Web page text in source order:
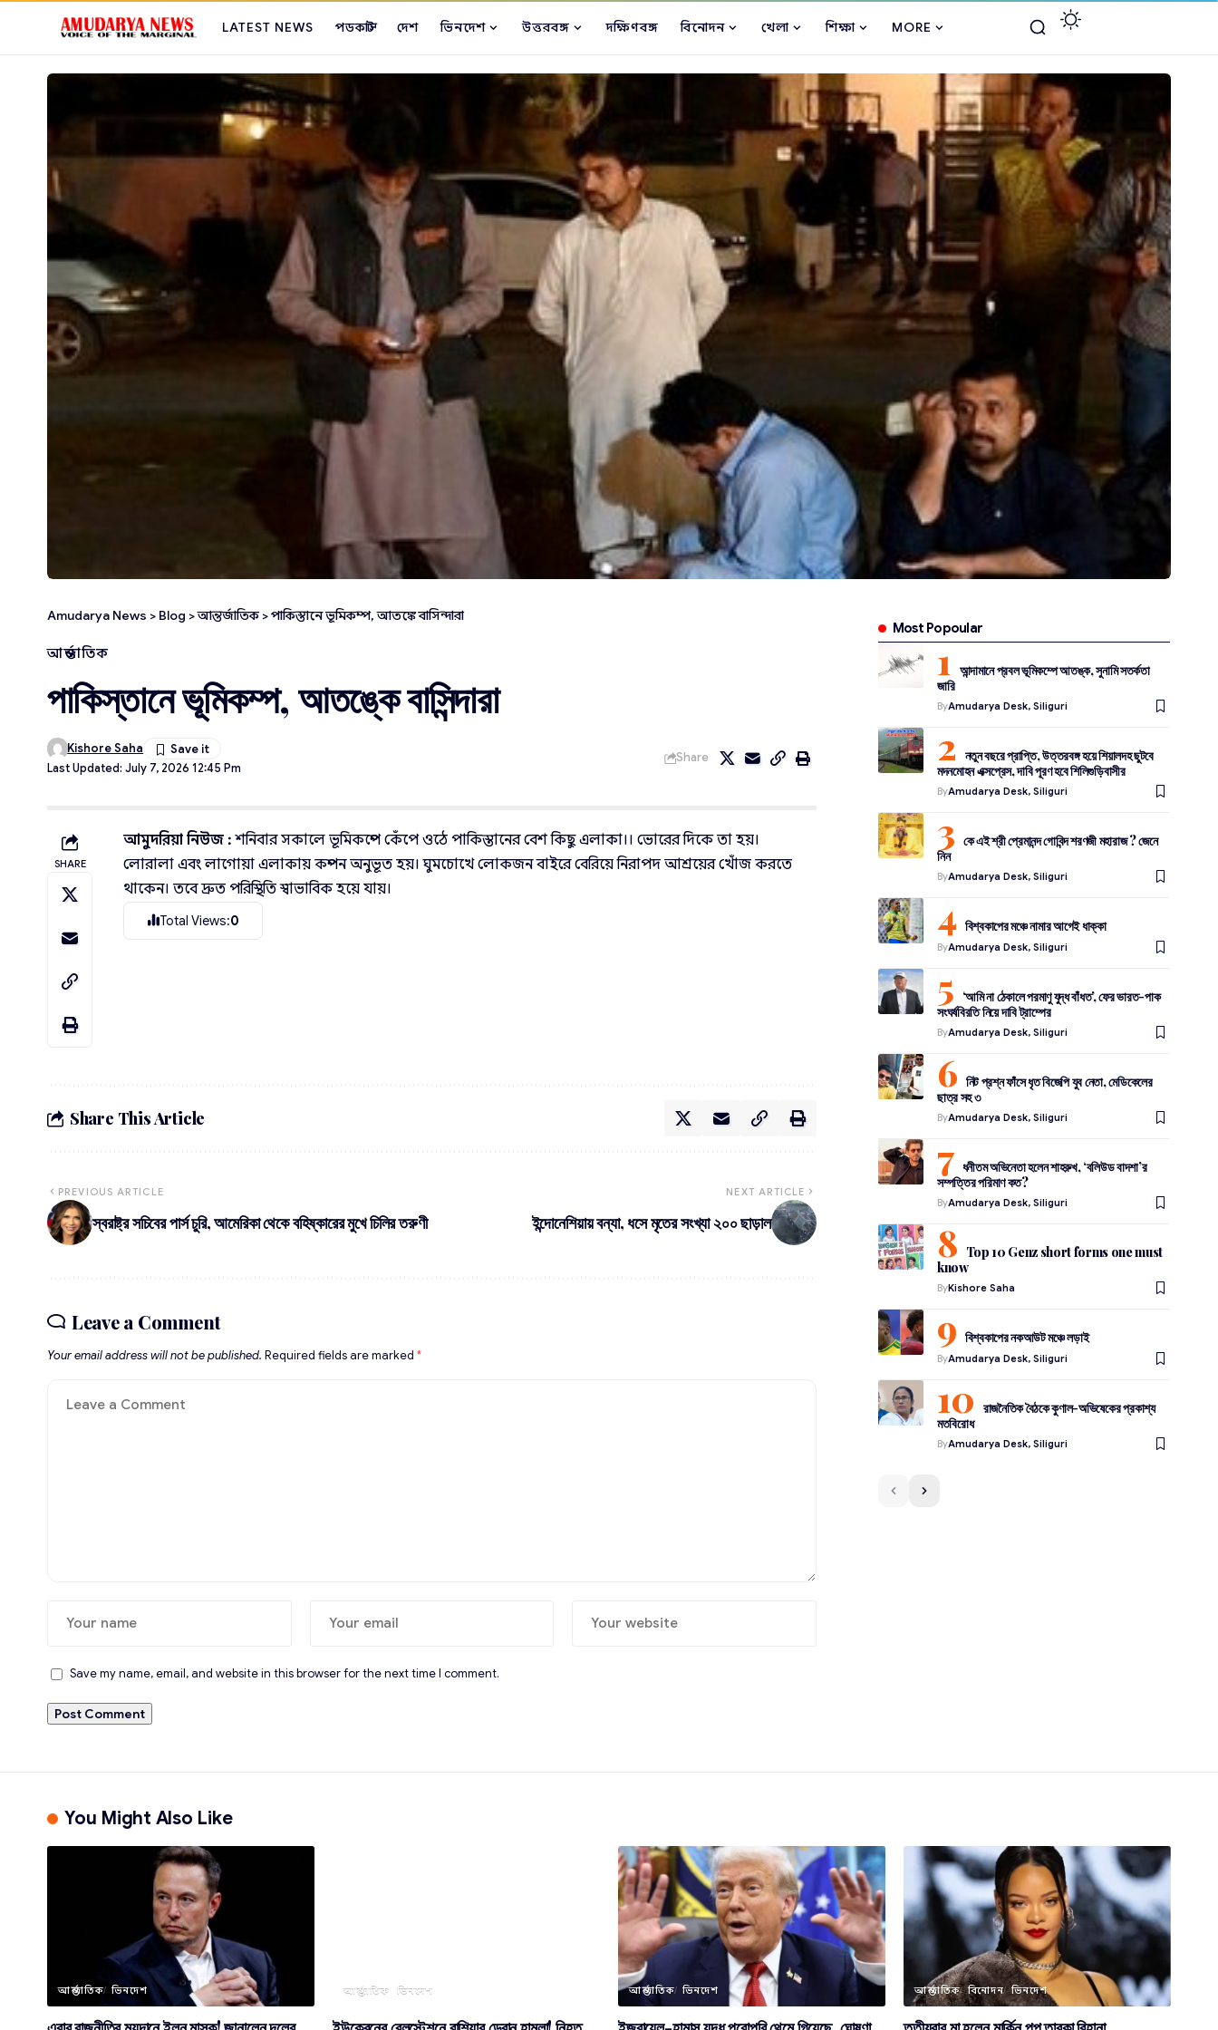
LATEST NEWS পডকাস্ট দেশ ভিনদেশ উত্তরবঙ্গ দক্ষিণবঙ্গ বিনোদন খেলা শিক্ষা MORE
Amudarya News > Blog >আন্তর্জাতিক>পাকিস্তানে ভূমিকম্প, আতঙ্কে বাসিন্দারা
আন্তর্জাতিক
পাকিস্তানে ভূমিকম্প, আতঙ্কে বাসিন্দারা
Last Updated: July 7, 2026 12:45 Pm
Kishore Saha
Share
SHARE
আমুদরিয়া নিউজ : শনিবার সকালে ভূমিকম্পে কেঁপে ওঠে পাকিস্তানের বেশ কিছু এলাকা।। ভোরের দিকে তা হয়।
লোরালা এবং লাগোয়া এলাকায় কম্পন অনুভূত হয়। ঘুমচোখে লোকজন বাইরে বেরিয়ে নিরাপদ আশ্রয়ের খোঁজ করতে
থাকেন। তবে দ্রুত পরিস্থিতি স্বাভাবিক হয়ে যায়।
Total Views:0
Share This Article
PREVIOUS ARTICLE
স্বরাষ্ট্র সচিবের পার্স চুরি, আমেরিকা থেকে বহিষ্কারের মুখে চিলির তরুণী
NEXT ARTICLE
ইন্দোনেশিয়ায় বন্যা, ধসে মৃতের সংখ্যা ২০০ ছাড়াল
Leave a Comment
Your email address will not be published. Required fields are marked *
Save my name, email, and website in this browser for the next time I comment.
Most Popoular
আন্দামানে প্রবল ভূমিকম্পে আতঙ্ক, সুনামি সতর্কতা
জারি
ByAmudarya Desk, Siliguri
নতুন বছরে প্রাপ্তি, উত্তরবঙ্গ হয়ে শিয়ালদহ ছুটবে
মদনমোহন এক্সপ্রেস, দাবি পূরণ হবে শিলিগুড়িবাসীর
ByAmudarya Desk, Siliguri
কে এই শ্রী প্রেমানন্দ গোবিন্দ শরণজী মহারাজ ? জেনে
নিন
ByAmudarya Desk, Siliguri
বিশ্বকাপের মঞ্চে নামার আগেই ধাক্কা
ByAmudarya Desk, Siliguri
‘আমি না ঠেকালে পরমাণু যুদ্ধ বাঁধত’, ফের ভারত-পাক
সংঘর্ষবিরতি নিয়ে দাবি ট্রাম্পের
ByAmudarya Desk, Siliguri
নিট প্রশ্ন ফাঁসে ধৃত বিজেপি যুব নেতা, মেডিকেলের
ছাত্র সহ ৩
ByAmudarya Desk, Siliguri
ধনীতম অভিনেতা হলেন শাহরুখ, ‘বলিউড বাদশা’র
সম্পত্তির পরিমাণ কত?
ByAmudarya Desk, Siliguri
Top 10 Genz short forms one must
know
ByKishore Saha
বিশ্বকাপের নকআউট মঞ্চে লড়াই
ByAmudarya Desk, Siliguri
রাজনৈতিক বৈঠকে কুণাল-অভিষেকের প্রকাশ্য
মতবিরোধ
ByAmudarya Desk, Siliguri
You Might Also Like
আন্তর্জাতিক ভিনদেশ আন্তর্জাতিক ভিনদেশ আন্তর্জাতিক ভিনদেশ আন্তর্জাতিক বিনোদন ভিনদেশ